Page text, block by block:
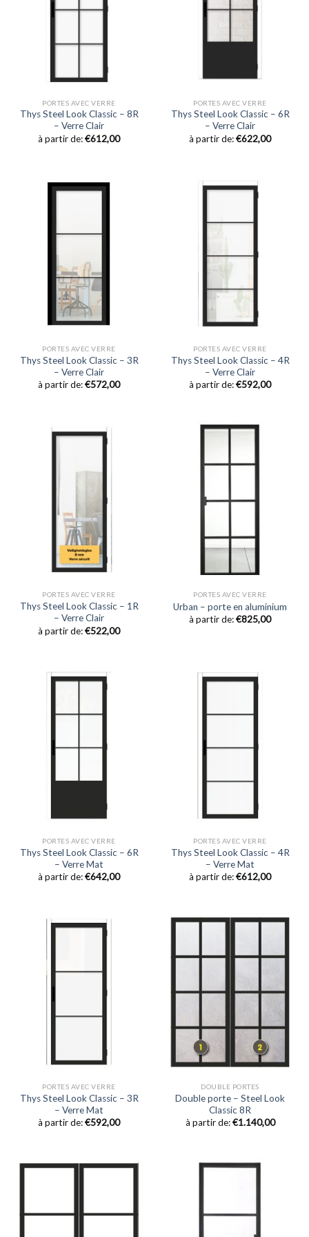
PORTES AVEC VERRE
Thys Steel Look Classic – 8R
– Verre Clair
à partir de:€612,00
PORTES AVEC VERRE
Thys Steel Look Classic – 6R
– Verre Clair
à partir de:€622,00
PORTES AVEC VERRE
Thys Steel Look Classic – 3R
– Verre Clair
à partir de:€572,00
PORTES AVEC VERRE
Thys Steel Look Classic – 4R
– Verre Clair
à partir de:€592,00
PORTES AVEC VERRE
Thys Steel Look Classic – 1R
– Verre Clair
à partir de:€522,00
PORTES AVEC VERRE
Urban – porte en aluminium
à partir de:€825,00
PORTES AVEC VERRE
Thys Steel Look Classic – 6R
– Verre Mat
à partir de:€642,00
PORTES AVEC VERRE
Thys Steel Look Classic – 4R
– Verre Mat
à partir de:€612,00
PORTES AVEC VERRE
Thys Steel Look Classic – 3R
– Verre Mat
à partir de:€592,00
DOUBLE PORTES
Double porte – Steel Look
Classic 8R
à partir de:€1.140,00